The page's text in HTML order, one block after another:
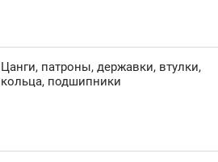
Цанги, патроны, державки, втулки,
кольца, подшипники